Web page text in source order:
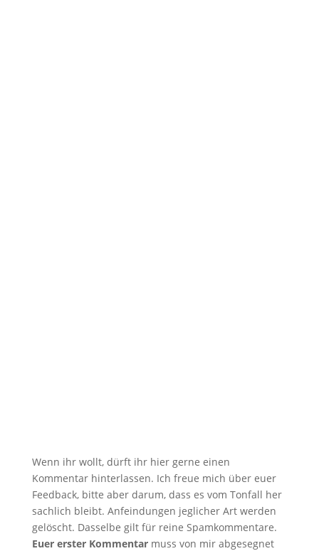
Wenn ihr wollt, dürft ihr hier gerne einen
Kommentar hinterlassen. Ich freue mich über euer
Feedback, bitte aber darum, dass es vom Tonfall her
sachlich bleibt. Anfeindungen jeglicher Art werden
gelöscht. Dasselbe gilt für reine Spamkommentare.
Euer erster Kommentarmuss von mir abgesegnet